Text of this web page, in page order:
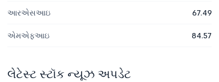
આરએસઆઇ 67.49
એમએફઆઇ 84.57
લેટેસ્ટ સ્ટૉક ન્યૂઝ અપડેટ